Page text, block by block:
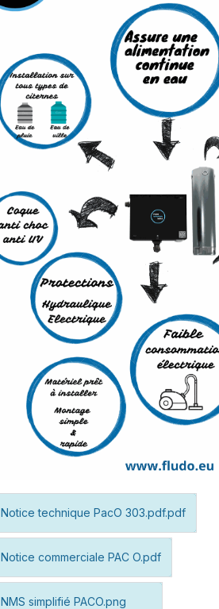
Notice technique PacO 303.pdf.pdf
Notice commerciale PAC O.pdf
NMS simplifié PACO.png